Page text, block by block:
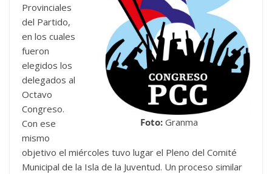
Foto: Granma
Provinciales
del Partido,
en los cuales
fueron
elegidos los
delegados al
Octavo
Congreso.
Con ese
mismo
objetivo el miércoles tuvo lugar el Pleno del Comité
Municipal de la Isla de la Juventud. Un proceso similar